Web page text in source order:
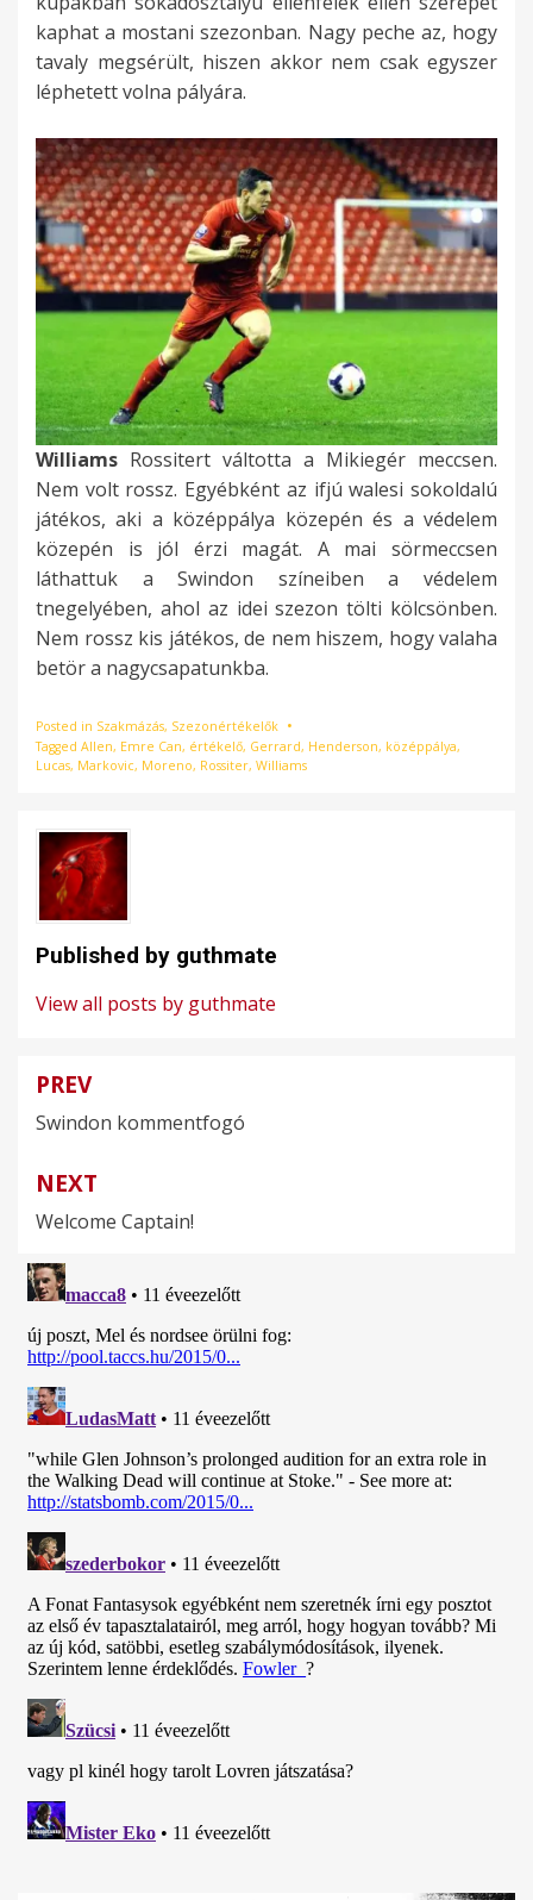
kaphat a mostani szezonban. Nagy peche az, hogy
tavaly megsérült, hiszen akkor nem csak egyszer
léphetett volna pályára.
Williams Rossitert váltotta a Mikiegér meccsen.
Nem volt rossz. Egyébként az ifjú walesi sokoldalú
játékos, aki a középpálya közepén és a védelem
közepén is jól érzi magát. A mai sörmeccsen
láthattuk a Swindon színeiben a védelem
tnegelyében, ahol az idei szezon tölti kölcsönben.
Nem rossz kis játékos, de nem hiszem, hogy valaha
betör a nagycsapatunkba.
Posted in Szakmázás, Szezonértékelők
Tagged Allen, Emre Can, értékelő, Gerrard, Henderson, középpálya,
Lucas, Markovic, Moreno, Rossiter, Williams
Published by guthmate
View all posts by guthmate
Bejegyzés
navigáció
PREV
Swindon kommentfogó
NEXT
Welcome Captain!